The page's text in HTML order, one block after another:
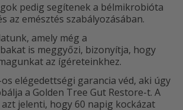
pedig segítenek a bélmikrobióta
az emésztés szabályozásában.
amely még a
is meggyőzi, bizonyítja, hogy
az ígéreteinkhez.
elégedettségi garancia véd, aki úgy
a Golden Tree Gut Restore-t. A
jelenti, hogy 60 napig kockázat